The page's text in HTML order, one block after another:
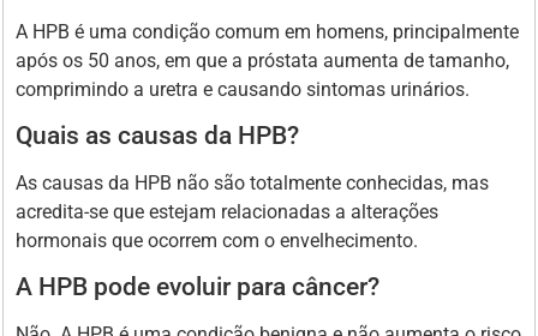
A HPB é uma condição comum em homens, principalmente
após os 50 anos, em que a próstata aumenta de tamanho,
comprimindo a uretra e causando sintomas urinários.
Quais as causas da HPB?
As causas da HPB não são totalmente conhecidas, mas
acredita-se que estejam relacionadas a alterações
hormonais que ocorrem com o envelhecimento.
A HPB pode evoluir para câncer?